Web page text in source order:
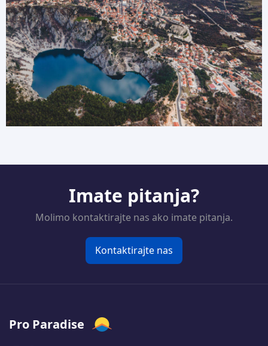
Imate pitanja?
Molimo kontaktirajte nas ako imate pitanja.
Kontaktirajte nas
Pro Paradise